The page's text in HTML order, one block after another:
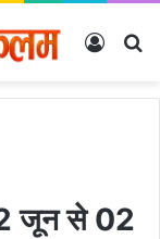
Log In
जून से 02